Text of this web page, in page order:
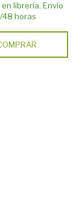
librería. Envío
48 horas